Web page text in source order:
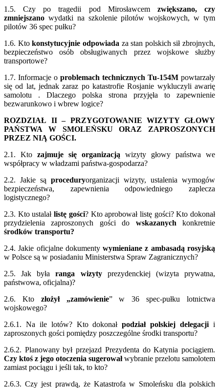
1.5. Czy po tragedii pod Mirosławcem zwiększano, czy
zmniejszano wydatki na szkolenie pilotów wojskowych, w tym
pilotów 36 spec pułku?
1.6. Ktokonstytucyjnie odpowiada za stan polskich sił zbrojnych,
bezpieczeństwo osób obsługiwanych przez wojskowe służby
transportowe?
1.7. Informacje o problemach technicznych Tu-154M powtarzały
się od lat, jednak zaraz po katastrofie Rosjanie wykluczyli awarię
samolotu . Dlaczego polska strona przyjęła to zapewnienie
bezwarunkowo i wbrew logice?
ROZDZIAŁ II – PRZYGOTOWANIE WIZYTY GŁOWY
PAŃSTWA W SMOLEŃSKU ORAZ ZAPROSZONYCH
PRZEZ NIĄ GOŚCI.
2.1. Kto zajmuje się organizacją wizyty głowy państwa we
współpracy w władzami państwa-gospodarza?
2.2. Jakie są proceduryorganizacji wizyty, ustalenia wymogów
bezpieczeństwa, zapewnienia odpowiedniego zaplecza
logistycznego?
2.3. Kto ustalałlistę gości? Kto aprobował listę gości? Kto dokonał
przydzielenia zaproszonych gości do wskazanych konkretnie
środków transportu?
2.4. Jakie oficjalne dokumentywymieniane z ambasadą rosyjską
w Polsce są w posiadaniu Ministerstwa Spraw Zagranicznych?
2.5. Jak byłaranga wizytyprezydenckiej (wizyta prywatna,
państwowa, oficjalna)?
2.6. Kto złożył „zamówienie” w 36 spec-pułku lotnictwa
wojskowego?
2.6.1. Na ile lotów? Kto dokonałpodział polskiej delegacji i
zaproszonych gości pomiędzy poszczególne środki transportu?
2.6.2. Planowany był przejazd Prezydenta do Katynia pociągiem.
Czy ktoś z jego otoczenia sugerowałwybranie przelotu samolotem
zamiast pociągu i jeśli tak, to kto?
2.6.3. Czy jest prawdą, że Katastrofa w Smoleńsku dla polskich